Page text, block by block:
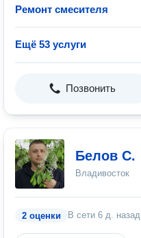
Ремонт смесителя
Ещё 53 услуги
Позвонить
Белов С.
Владивосток
2 оценки В сети 6 д. назад